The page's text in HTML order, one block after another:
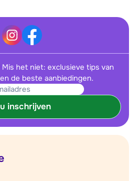
Mis het niet: exclusieve tips van
de beste aanbiedingen.
inschrijven